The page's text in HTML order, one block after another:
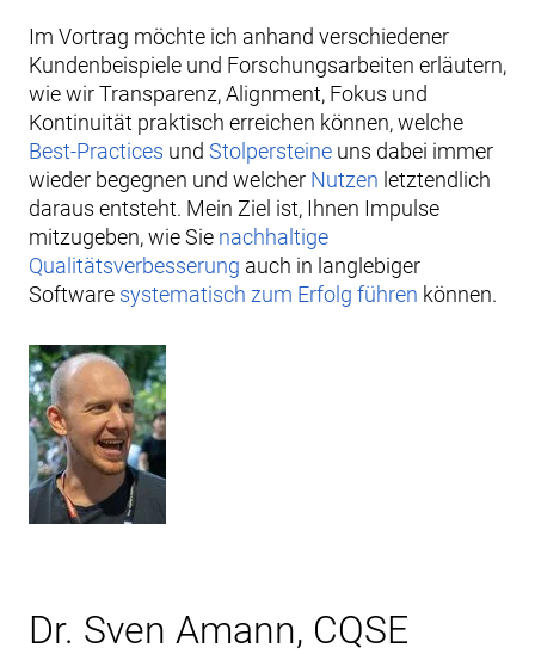
Im Vortrag möchte ich anhand verschiedener
Kundenbeispiele und Forschungsarbeiten erläutern,
wie wir Transparenz, Alignment, Fokus und
Kontinuität praktisch erreichen können, welche
Best-Practices und Stolpersteine uns dabei immer
wieder begegnen und welcher Nutzen letztendlich
daraus entsteht. Mein Ziel ist, Ihnen Impulse
mitzugeben, wie Sie nachhaltige
Qualitätsverbesserung auch in langlebiger
Software systematisch zum Erfolg führen können.
Dr. Sven Amann, CQSE